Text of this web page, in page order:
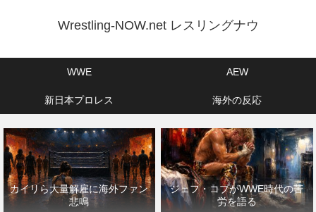
Wrestling-NOW.net レスリングナウ
WWE AEW
新日本プロレス 海外の反応
カイリら大量解雇に海外ファン
悲鳴
ジェフ・コブがWWE時代の苦
労を語る